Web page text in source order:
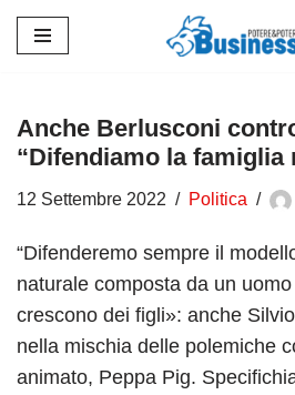
contenuto
Anche Berlusconi
“Difendiamo la famiglia
12 Settembre 2022 Politica
“Difenderemo sempre il
naturale composta da un
crescono dei figli»: anche
nella mischia delle polemiche
animato, Peppa Pig.